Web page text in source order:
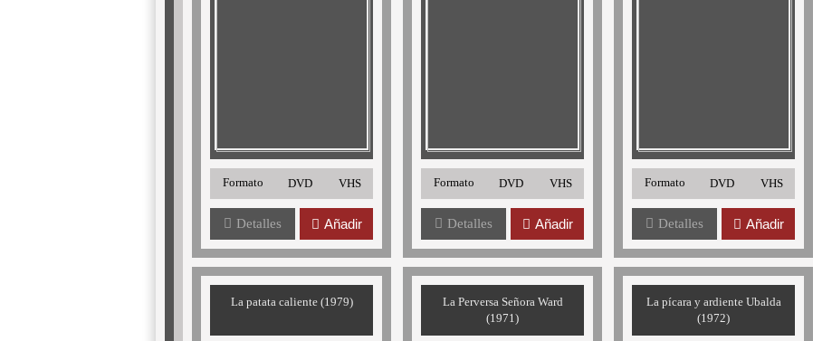
Formato DVD VHS
Detalles Añadir
Formato DVD VHS
Detalles Añadir
Formato DVD VHS
Detalles Añadir
La patata caliente (1979)
La Perversa Señora Ward
(1971)
La pícara y ardiente Ubalda
(1972)